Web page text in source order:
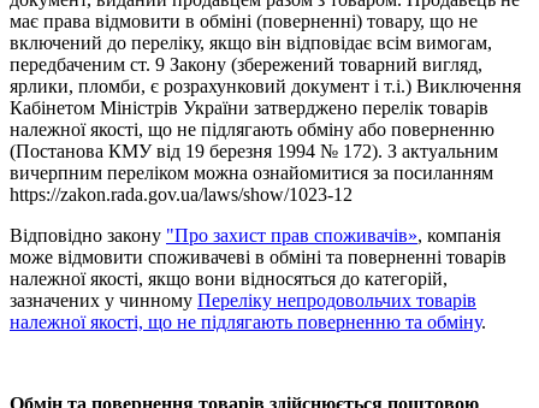
має права відмовити в обміні (поверненні) товару, що не
включений до переліку, якщо він відповідає всім вимогам,
передбаченим ст. 9 Закону (збережений товарний вигляд,
ярлики, пломби, є розрахунковий документ і т.і.) Виключення
Кабінетом Міністрів України затверджено перелік товарів
належної якості, що не підлягають обміну або поверненню
(Постанова КМУ від 19 березня 1994 № 172). З актуальним
вичерпним переліком можна ознайомитися за посиланням
https://zakon.rada.gov.ua/laws/show/1023-12
Відповідно закону "Про захист прав споживачів», компанія
може відмовити споживачеві в обміні та поверненні товарів
належної якості, якщо вони відносяться до категорій,
зазначених у чинному Переліку непродовольчих товарів
належної якості, що не підлягають поверненню та обміну.
Обмін та повернення товарів здійснюється поштовою